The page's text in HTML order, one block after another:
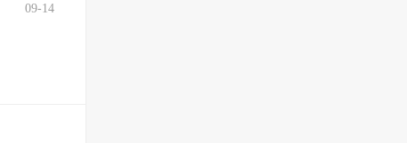
09-14